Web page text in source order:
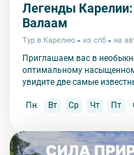
Легенды Карелии:
Валаам
Тур в Карелию из спб на
Приглашаем вас в
оптимальному
увидите две самые
Пн
Вт Ср Чт Пт